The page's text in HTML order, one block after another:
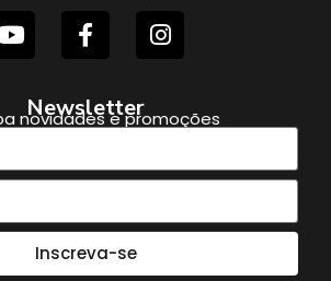
Newsletter
novidades e promoções
Inscreva-se